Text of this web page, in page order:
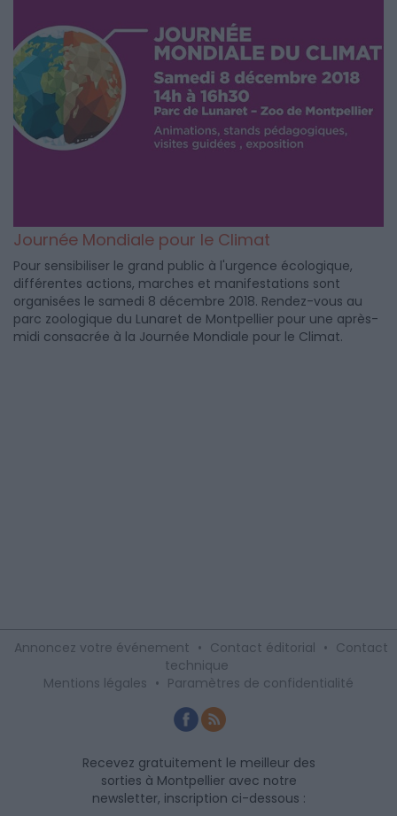
Journée Mondiale pour le Climat
Pour sensibiliser le grand public à l'urgence écologique,
différentes actions, marches et manifestations sont
organisées le samedi 8 décembre 2018. Rendez-vous au
parc zoologique du Lunaret de Montpellier pour une après-
midi consacrée à la Journée Mondiale pour le Climat.
Annoncez votre événement • Contact éditorial • Contact
technique
Mentions légales • Paramètres de confidentialité
Recevez gratuitement le meilleur des
sorties à Montpellier avec notre
newsletter, inscription ci-dessous :